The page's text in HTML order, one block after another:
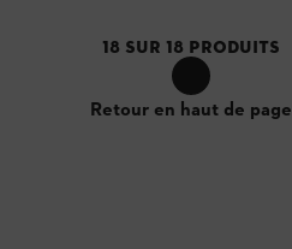
18 SUR 18 PRODUITS
Retour en haut de page